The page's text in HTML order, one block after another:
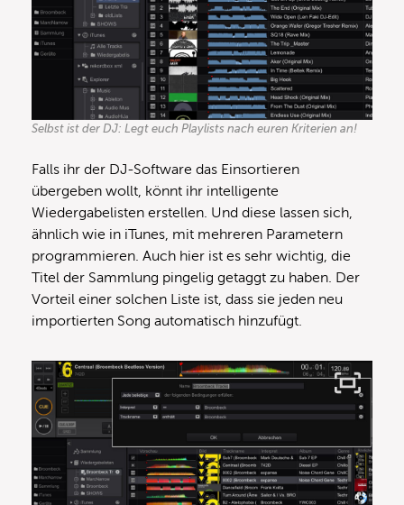
Selbst ist der DJ: Legt euch Playlists nach euren Kriterien an!
Falls ihr der DJ-Software das Einsortieren
übergeben wollt, könnt ihr intelligente
Wiedergabelisten erstellen. Und diese lassen sich,
ähnlich wie in iTunes, mit mehreren Parametern
programmieren. Auch hier ist es sehr wichtig, die
Titel der Sammlung pingelig getaggt zu haben. Der
Vorteil einer solchen Liste ist, dass sie jeden neu
importierten Song automatisch hinzufügt.